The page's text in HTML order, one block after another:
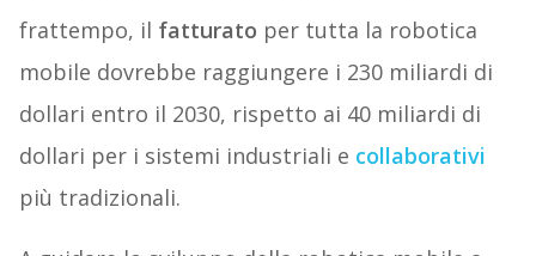
frattempo, il fatturato per tutta la robotica
mobile dovrebbe raggiungere i 230 miliardi di
dollari entro il 2030, rispetto ai 40 miliardi di
dollari per i sistemi industriali e collaborativi
più tradizionali.